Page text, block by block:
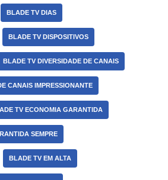
BLADE TV DIAS
BLADE TV DISPOSITIVOS
BLADE TV DIVERSIDADE DE CANAIS
CANAIS IMPRESSIONANTE
TV ECONOMIA GARANTIDA
SEMPRE
BLADE TV EM ALTA